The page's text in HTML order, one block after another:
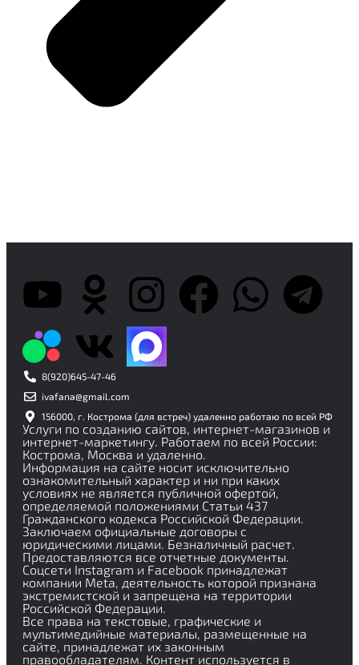
8(920)645-47-46
ivafana@gmail.com
156000, г. Кострома (для встреч) удаленно работаю по всей РФ
Услуги по созданию сайтов, интернет-магазинов и
интернет-маркетингу. Работаем по всей России:
Кострома, Москва и удаленно.
Информация на сайте носит исключительно
ознакомительный характер и ни при каких
условиях не является публичной офертой,
определяемой положениями Статьи 437
Гражданского кодекса Российской Федерации.
Заключаем официальные договоры с
юридическими лицами. Безналичный расчет.
Предоставляются все отчетные документы.
Соцсети Instagram и Facebook принадлежат
компании Meta, деятельность которой признана
экстремистской и запрещена на территории
Российской Федерации.
Все права на текстовые, графические и
мультимедийные материалы, размещенные на
сайте, принадлежат их законным
правообладателям. Контент используется в